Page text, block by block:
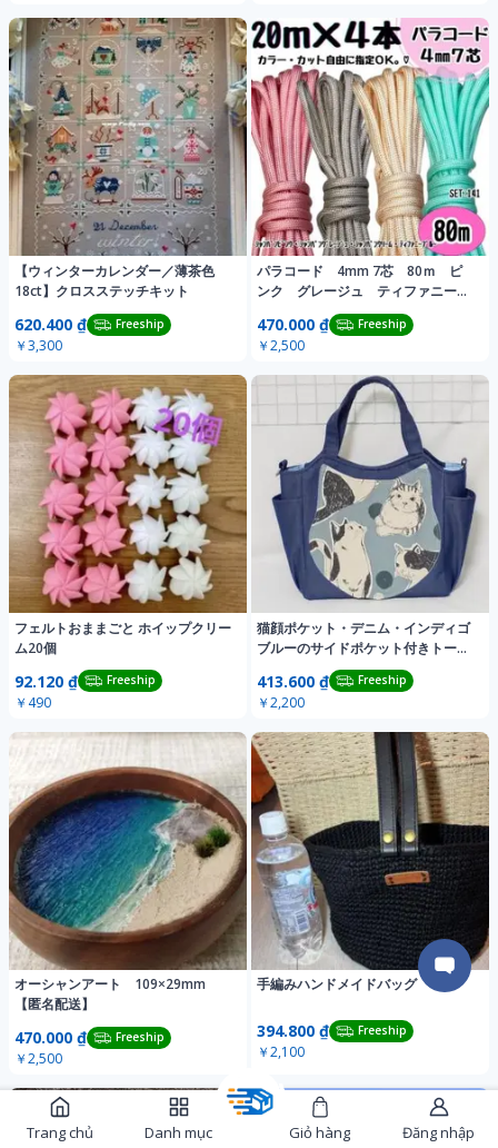
【ウィンターカレンダー／薄茶色
18ct】クロスステッチキット
620.400 ₫ Freeship
￥3,300
パラコード 4mm 7芯 80ｍ ピ
ンク グレージュ ティファニーブ
ルー 編み物
470.000 ₫ Freeship
￥2,500
フェルトおままごと ホイップクリー
ム20個
92.120 ₫ Freeship
￥490
猫顔ポケット・デニム・インディゴ
ブルーのサイドポケット付きトート
413.600 ₫ Freeship
￥2,200
オーシャンアート 109×29mm
【匿名配送】
470.000 ₫ Freeship
￥2,500
手編みハンドメイドバッグ
394.800 ₫ Freeship
￥2,100
Trang chủ Danh mục Giỏ hàng Đăng nhập